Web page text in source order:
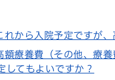
から入院予定ですが、
療養費（その他、療養
してもよいですか？